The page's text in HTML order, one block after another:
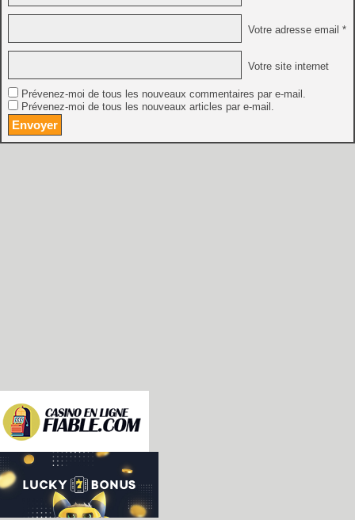
Votre adresse email *
Votre site internet
Prévenez-moi de tous les nouveaux commentaires par e-mail.
Prévenez-moi de tous les nouveaux articles par e-mail.